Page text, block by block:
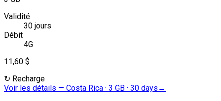
Validité
30 jours
Débit
4G
11,60 $
↻ Recharge
Voir les détails — Costa Rica · 3 GB · 30 days →